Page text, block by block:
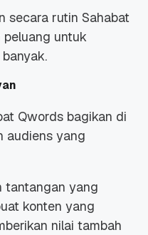
secara rutin Sahabat
untuk
Qwords bagikan di
audiens yang
tantangan yang
konten yang
nilai tambah